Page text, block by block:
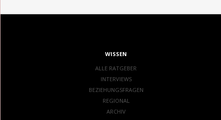
WISSEN
ALLE RATGEBER
INTERVIEWS
BEZIEHUNGSFRAGEN
REGIONAL
ARCHIV